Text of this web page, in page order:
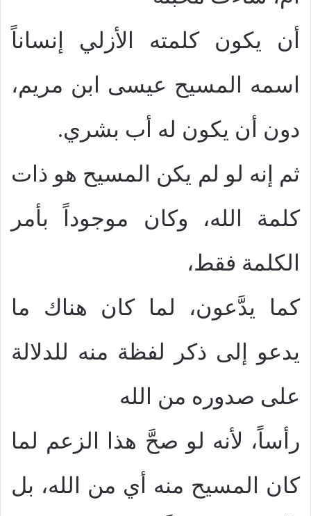
أن يكون كلمته الأزلي إنساناً
اسمه المسيح عيسى ابن مريم،
دون أن يكون له أب بشري.
ثم إنه لو لم يكن المسيح هو ذات
كلمة الله، وكان موجوداً بأمر
الكلمة فقط،
كما يدَّعون، لما كان هناك ما
يدعو إلى ذكر لفظة منه للدلالة
على صدوره من الله
رأساً، لأنه لو صحَّ هذا الزعم لما
كان المسيح منه أي من الله، بل